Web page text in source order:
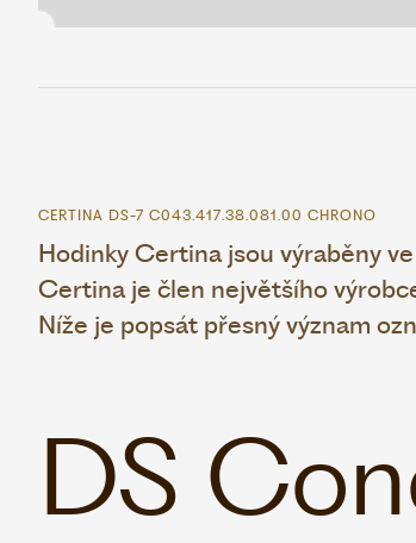
CERTINA DS-7 C043.417.38.081.00 CHRONO
Hodinky Certina jsou výraběny
Certina je člen největšího
Níže je popsát přesný význam
DS